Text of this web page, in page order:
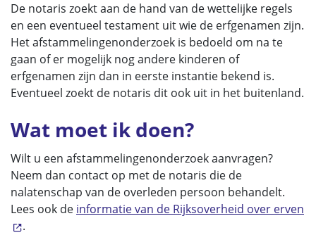
De notaris zoekt aan de hand van de wettelijke regels
en een eventueel testament uit wie de erfgenamen zijn.
Het afstammelingenonderzoek is bedoeld om na te
gaan of er mogelijk nog andere kinderen of
erfgenamen zijn dan in eerste instantie bekend is.
Eventueel zoekt de notaris dit ook uit in het buitenland.
Wat moet ik doen?
Wilt u een afstammelingenonderzoek aanvragen?
Neem dan contact op met de notaris die de
nalatenschap van de overleden persoon behandelt.
Lees ook de informatie van de Rijksoverheid over erven
.